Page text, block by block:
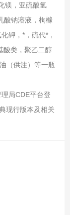
镁，亚硫酸氢
酸钠溶液，枸橼
钾，*，硫代*，
酸类，聚乙二醇
（供注）等一瓶
局CDE平台登
现行版本及相关